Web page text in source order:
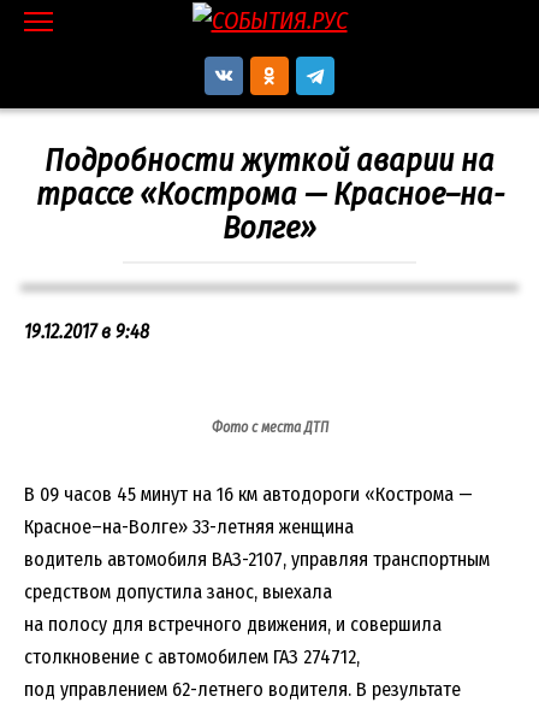
Перейти
Подробности жуткой аварии на
трассе «Кострома — Красное–на-
Волге»
19.12.2017 в 9:48
Фото с места ДТП
В 09 часов 45 минут на 16 км автодороги «Кострома —
Красное–на-Волге» 33-летняя женщина
водитель автомобиля ВАЗ-2107, управляя транспортным
средством допустила занос, выехала
на полосу для встречного движения, и совершила
столкновение с автомобилем ГАЗ 274712,
под управлением 62-летнего водителя. В результате